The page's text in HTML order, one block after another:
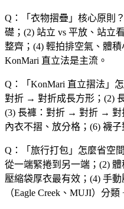
Q：「 衣物摺疊 」核心原則？
礎；(2) 站立 vs 平放、站立
整齊；(4) 輕拍排空氣、體
KonMari 直立法是主流。
Q：「 KonMari 直立摺法 」
對折 → 對折成長方形；(2)
(3) 長褲：對折 → 對折 → 對
內衣不摺、放分格；(6) 襪
Q：「 旅行打包 」怎麼省空
從一端緊捲到另一端；(2)
壓縮袋厚衣最有效；(4) 手
（Eagle Creek、MUJI）分